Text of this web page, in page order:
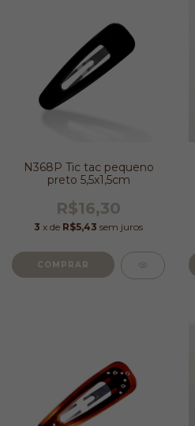
N368P Tic tac pequeno
preto 5,5x1,5cm
R$16,30
3 x de R$5,43 sem juros